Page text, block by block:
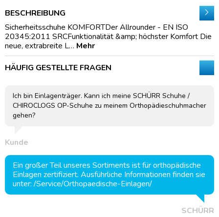
BESCHREIBUNG
Sicherheitsschuhe KOMFORTDer Allrounder - EN ISO
20345:2011 SRCFunktionalität &amp; höchster Komfort Die
neue, extrabreite L… Mehr
HÄUFIG GESTELLTE FRAGEN
Ich bin Einlagenträger. Kann ich meine SCHÜRR Schuhe /
CHIROCLOGS OP-Schuhe zu meinem Orthopädieschuhmacher
gehen?
Kunde
Ein großer Teil unseres Sortiments ist für orthopädische
Einlagen zertifiziert. Ausführliche Informationen finden sie
unter: /Service/Orthopaedische-Einlagen/
SCHÜRR